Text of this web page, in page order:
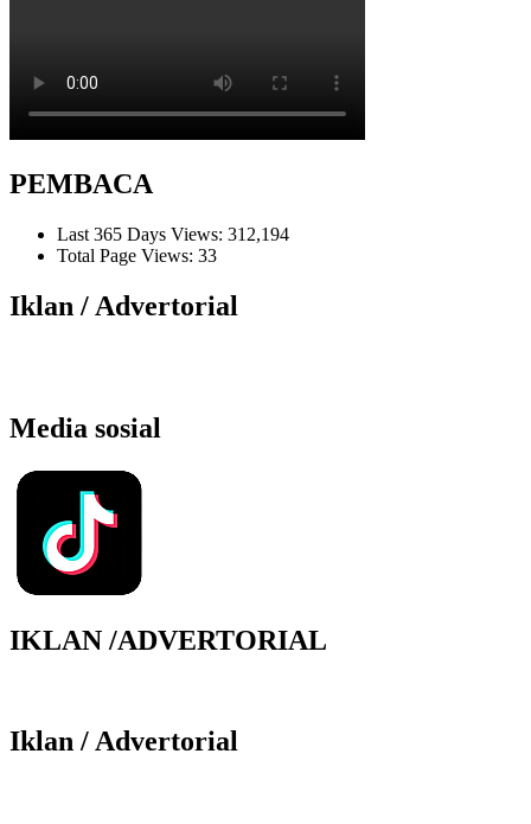
PEMBACA
Last 365 Days Views: 312,194
Total Page Views: 33
Iklan / Advertorial
Media sosial
IKLAN /ADVERTORIAL
Iklan / Advertorial